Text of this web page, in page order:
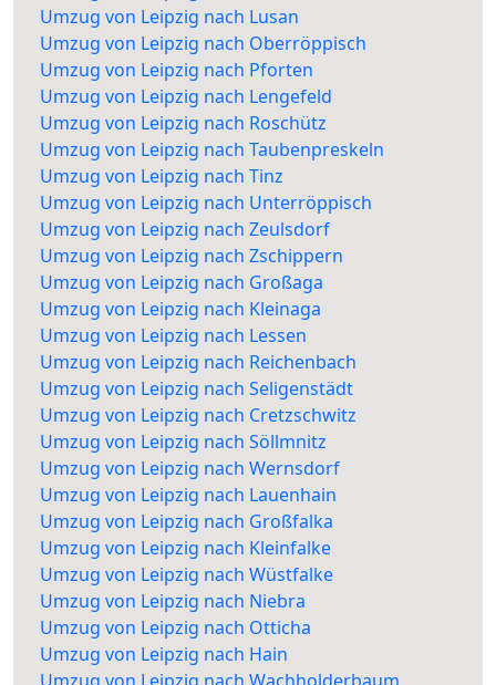
Umzug von Leipzig nach Lusan
Umzug von Leipzig nach Oberröppisch
Umzug von Leipzig nach Pforten
Umzug von Leipzig nach Lengefeld
Umzug von Leipzig nach Roschütz
Umzug von Leipzig nach Taubenpreskeln
Umzug von Leipzig nach Tinz
Umzug von Leipzig nach Unterröppisch
Umzug von Leipzig nach Zeulsdorf
Umzug von Leipzig nach Zschippern
Umzug von Leipzig nach Großaga
Umzug von Leipzig nach Kleinaga
Umzug von Leipzig nach Lessen
Umzug von Leipzig nach Reichenbach
Umzug von Leipzig nach Seligenstädt
Umzug von Leipzig nach Cretzschwitz
Umzug von Leipzig nach Söllmnitz
Umzug von Leipzig nach Wernsdorf
Umzug von Leipzig nach Lauenhain
Umzug von Leipzig nach Großfalka
Umzug von Leipzig nach Kleinfalke
Umzug von Leipzig nach Wüstfalke
Umzug von Leipzig nach Niebra
Umzug von Leipzig nach Otticha
Umzug von Leipzig nach Hain